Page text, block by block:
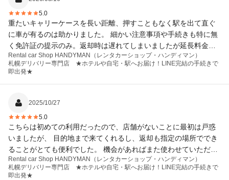
5.0
重たいキャリーケースを長い距離、押すこともなく駅を出て直ぐ
に車が有るのは助かりました。 細かい注意事項や手続きも特に無
く免許証の提示のみ。返却時は遅れてしまいましたが延長料金も
無くチェックも少なく直ぐに駅に向かう事が出来ました。 非常に
満足出来た旅行になりました。 車も清潔、綺麗でした。 今回は札
す。
Rental car Shop HANDYMAN（レンタカーショップ・ハンディマン）
札幌デリバリー専門店 ★ホテルや自宅・駅へお届け！LINE完結の手続きで
即出発★
2025/10/27
5.0
こちらは初めての利用だったので、店舗がないことに最初は戸惑
いましたが、 目的地まで来てくれるし、返却も指定の場所ででき
ることがとても便利でした。 機会があればまた使わせていただき
たいです。
Rental car Shop HANDYMAN（レンタカーショップ・ハンディマン）
札幌デリバリー専門店 ★ホテルや自宅・駅へお届け！LINE完結の手続きで
即出発★